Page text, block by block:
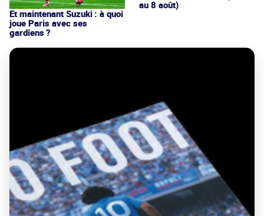
Et maintenant Suzuki : à quoi
joue Paris avec ses
gardiens ?
au 8 août)